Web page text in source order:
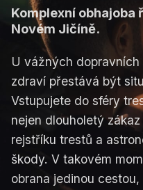
Komplexní obhajoba
Novém Jičíně.
U vážných
zdraví přestává být
Vstupujete do sféry
nejen dlouholetý
rejstříku trestů a
škody. V takovém
obrana jedinou